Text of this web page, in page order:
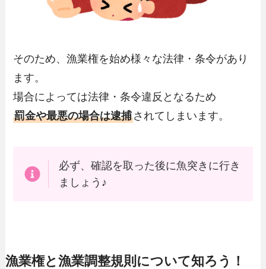
そのため、漁業権を始め様々な法律・条令があり
ます。
場合によっては法律・条令違反となるため
罰金や最悪の場合は逮捕されてしまいます。
必ず、確認を取った後に魚突きに行き
ましょう♪
漁業権と漁業調整規則について知ろう！